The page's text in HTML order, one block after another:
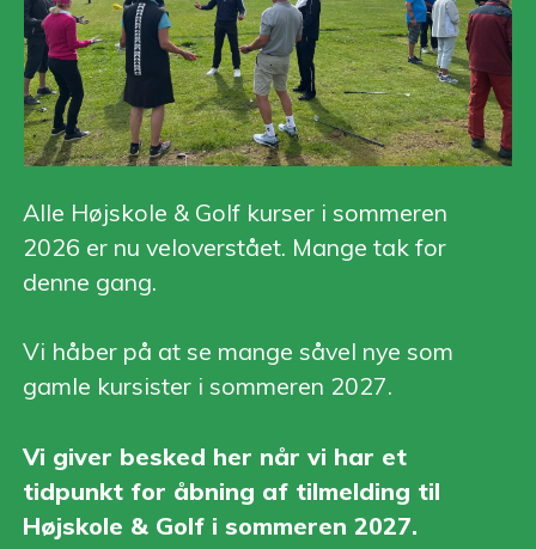
Alle Højskole & Golf kurser i sommeren
2026 er nu veloverstået. Mange tak for
denne gang.
Vi håber på at se mange såvel nye som
gamle kursister i sommeren 2027.
Vi giver besked her når vi har et
tidpunkt for åbning af tilmelding til
Højskole & Golf i sommeren 2027.